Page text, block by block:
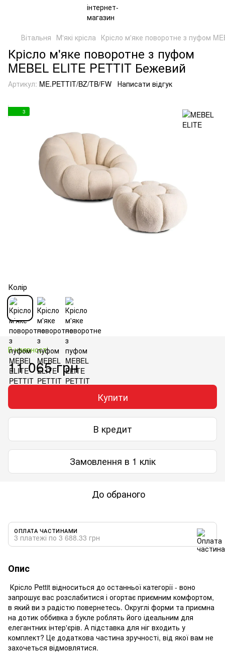
Вітальня М'які крісла Крісло м'яке поворотне з пуфом
Крісло м'яке поворотне з пуфом
MEBEL ELITE PETTIT Бежевий
Артикул: ME.PETTIT/BZ/TB/FW Написати відгук
3
Колір
В наявності
11 065 грн
Купити
В кредит
Замовлення в 1 клік
До обраного
ОПЛАТА ЧАСТИНАМИ
3 платежі по 3 688.33 грн
Опис
Крісло Pettit відноситься до останньої категорії - воно
запрошує вас розслабитися і огортає приємним комфортом,
в який ви з радістю повернетесь. Округлі форми та приємна
на дотик оббивка з букле роблять його ідеальним для
елегантних інтер'єрів. А підставка для ніг входить у
комплект? Це додаткова частина зручності, від якої вам не
захочеться відмовлятися.